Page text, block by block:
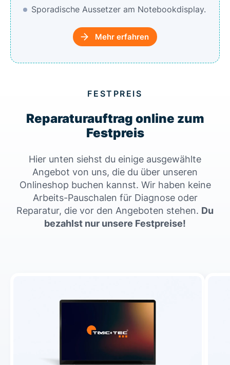
Sporadische Aussetzer am Notebookdisplay.
Mehr erfahren
FESTPREIS
Reparaturauftrag online zum
Festpreis
Hier unten siehst du einige ausgewählte
Angebot von uns, die du über unseren
Onlineshop buchen kannst. Wir haben keine
Arbeits-Pauschalen für Diagnose oder
Reparatur, die vor den Angeboten stehen. Du
bezahlst nur unsere Festpreise!